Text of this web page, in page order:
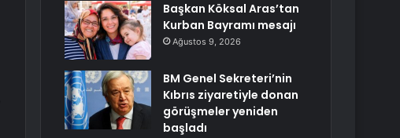
Başkan Köksal Aras’tan
Kurban Bayramı mesajı
Ağustos 9, 2026
BM Genel Sekreteri’nin
Kıbrıs ziyaretiyle donan
görüşmeler yeniden
başladı